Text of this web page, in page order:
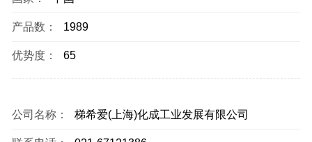
产品数： 1989
优势度： 65
公司名称： 梯希爱(上海)化成工业发展有限公司